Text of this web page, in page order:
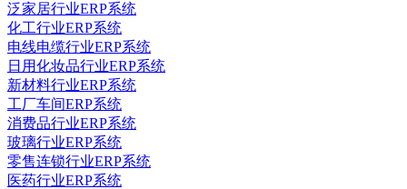
泛家居行业ERP系统
化工行业ERP系统
电线电缆行业ERP系统
日用化妆品行业ERP系统
新材料行业ERP系统
工厂车间ERP系统
消费品行业ERP系统
玻璃行业ERP系统
零售连锁行业ERP系统
医药行业ERP系统